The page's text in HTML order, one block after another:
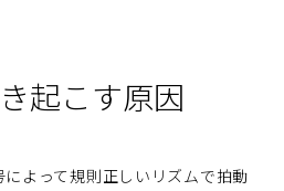
起こす原因
よって規則正しいリズムで拍動